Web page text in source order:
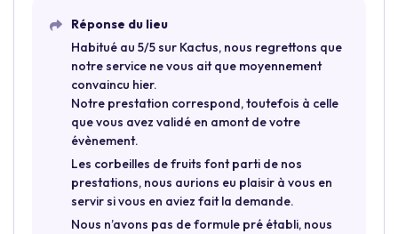
Réponse du lieu
Habitué au 5/5 sur Kactus, nous regrettons que
notre service ne vous ait que moyennement
convaincu hier.
Notre prestation correspond, toutefois à celle
que vous avez validé en amont de votre
évènement.
Les corbeilles de fruits font parti de nos
prestations, nous aurions eu plaisir à vous en
servir si vous en aviez fait la demande.
Nous n’avons pas de formule pré établi, nous